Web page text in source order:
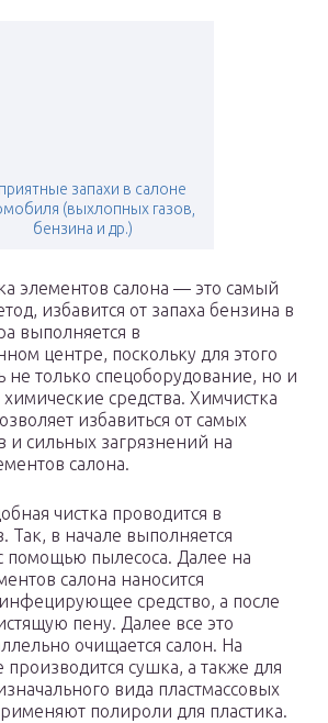
запахи в салоне
(выхлопных газов,
бензина и др.)
элементов салона — это самый
избавится от запаха бензина в
выполняется в
центре, поскольку для этого
не только спецоборудование, но и
средства. Химчистка
избавиться от самых
и сильных загрязнений на
салона.
чистка проводится в
Так, в начале выполняется
помощью пылесоса. Далее на
салона наносится
средство, а после
пену. Далее все это
очищается салон. На
сушка, а также для
вида пластмассовых
полироли для пластика.